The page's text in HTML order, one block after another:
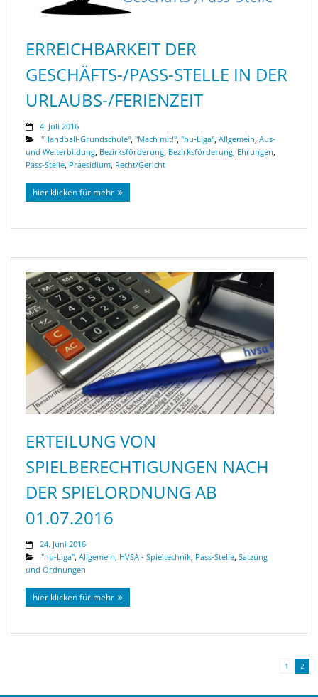
ERREICHBARKEIT DER
GESCHÄFTS-/PASS-STELLE IN DER
URLAUBS-/FERIENZEIT
4. Juli 2016
"Handball-Grundschule" "Mach mit!" "nu-Liga" Allgemein Aus-
und Weiterbildung Bezirksförderung Bezirksförderung Ehrungen
Pass-Stelle Praesidium Recht/Gericht
hier klicken für mehr
ERTEILUNG VON
SPIELBERECHTIGUNGEN NACH
DER SPIELORDNUNG AB
01.07.2016
24. Juni 2016
"nu-Liga" Allgemein HVSA - Spieltechnik Pass-Stelle Satzung
und Ordnungen
hier klicken für mehr
1 2